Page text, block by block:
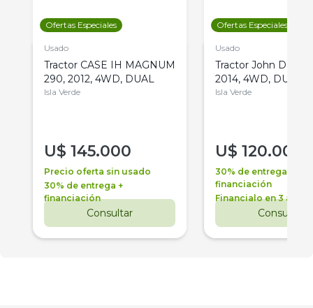
Ofertas Especiales
Usado
Tractor CASE IH MAGNUM
290, 2012, 4WD, DUAL
Isla Verde
U$ 145.000
Precio oferta sin usado
30% de entrega +
financiación
Consultar
Ofertas Especiales
Usado
Tractor John Deere
2014, 4WD, DUAL
Isla Verde
U$ 120.000
30% de entrega +
financiación
Financialo en 3 años
Consultar